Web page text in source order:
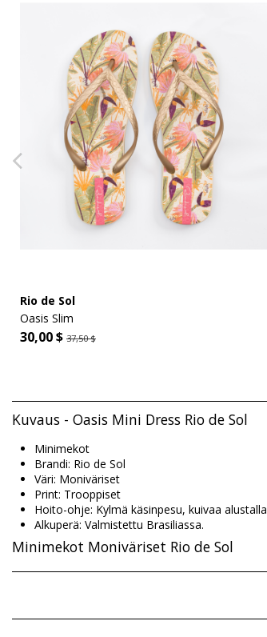
Rio de Sol
Oasis Slim
30,00 $ 37,50 $
Kuvaus - Oasis Mini Dress Rio de Sol
Minimekot
Brandi: Rio de Sol
Väri: Moniväriset
Print: Trooppiset
Hoito-ohje: Kylmä käsinpesu, kuivaa alustalla
Alkuperä: Valmistettu Brasiliassa.
Minimekot Moniväriset Rio de Sol